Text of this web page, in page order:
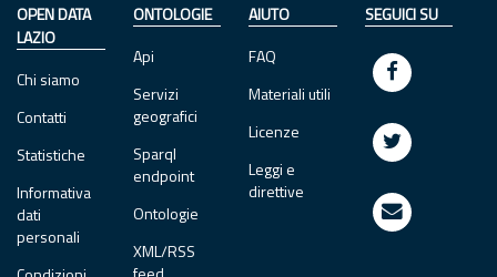
OPEN DATA
LAZIO
Chi siamo
Contatti
Statistiche
Informativa
dati
personali
ONTOLOGIE
Api
Servizi
geografici
Sparql
endpoint
Ontologie
XML/RSS
AIUTO
FAQ
Materiali utili
Licenze
Leggi e
direttive
SEGUICI SU